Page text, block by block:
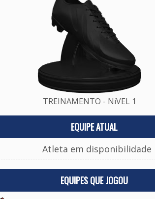
TREINAMENTO - NíVEL 1
EQUIPE ATUAL
Atleta em disponibilidade
EQUIPES QUE JOGOU